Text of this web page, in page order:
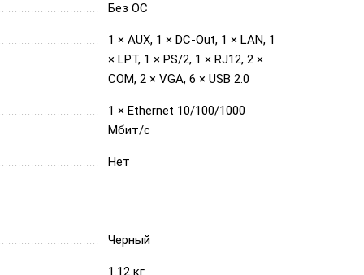
Без ОС
1 × AUX, 1 × DC-Out, 1 × LAN, 1
× LPT, 1 × PS/2, 1 × RJ12, 2 ×
COM, 2 × VGA, 6 × USB 2.0
1 × Ethernet 10/100/1000
Мбит/с
Нет
Черный
1.12 кг